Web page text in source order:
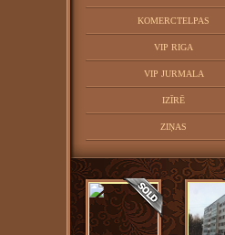
KOMERCTELPAS
VIP RIGA
VIP JURMALA
IZĪRĒ
ZIŅAS